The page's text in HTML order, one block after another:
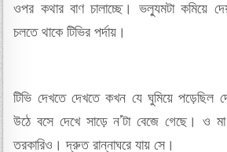
ওপর কথার বাণ চালাচ্ছে। ভল্যুমটা কমিয়ে
চলতে থাকে টিভির পর্দায়।
টিভি দেখতে দেখতে কখন যে ঘুমিয়ে পড়েছিল
উঠে বসে দেখে সাড়ে ন’টা বেজে গেছে। ও
তরকারিও। দ্রুত রান্নাঘরে যায় সে।